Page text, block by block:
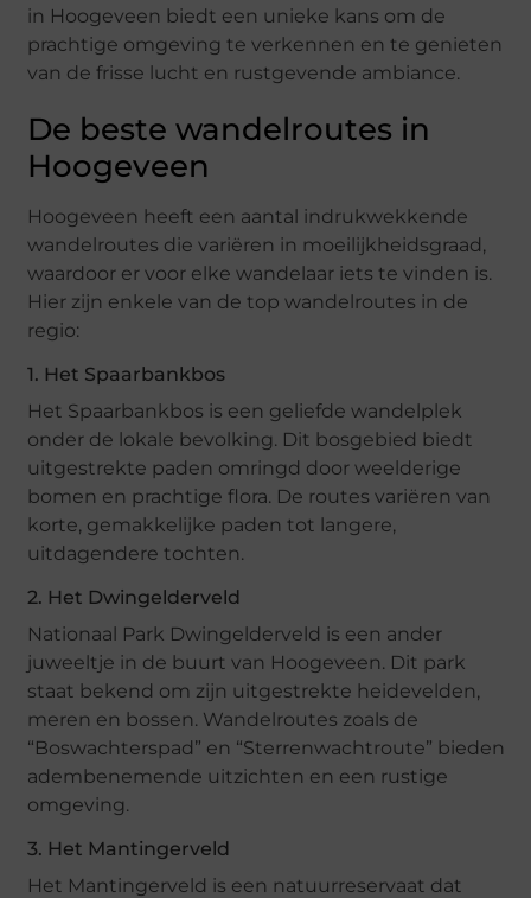
in Hoogeveen biedt een unieke kans om de
prachtige omgeving te verkennen en te genieten
van de frisse lucht en rustgevende ambiance.
De beste wandelroutes in
Hoogeveen
Hoogeveen heeft een aantal indrukwekkende
wandelroutes die variëren in moeilijkheidsgraad,
waardoor er voor elke wandelaar iets te vinden is.
Hier zijn enkele van de top wandelroutes in de
regio:
1. Het Spaarbankbos
Het Spaarbankbos is een geliefde wandelplek
onder de lokale bevolking. Dit bosgebied biedt
uitgestrekte paden omringd door weelderige
bomen en prachtige flora. De routes variëren van
korte, gemakkelijke paden tot langere,
uitdagendere tochten.
2. Het Dwingelderveld
Nationaal Park Dwingelderveld is een ander
juweeltje in de buurt van Hoogeveen. Dit park
staat bekend om zijn uitgestrekte heidevelden,
meren en bossen. Wandelroutes zoals de
“Boswachterspad” en “Sterrenwachtroute” bieden
adembenemende uitzichten en een rustige
omgeving.
3. Het Mantingerveld
Het Mantingerveld is een natuurreservaat dat